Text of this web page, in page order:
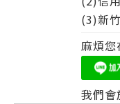
(3)新
麻煩
我們會